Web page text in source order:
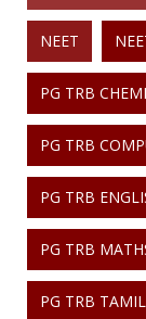
NEET
PG TRB
PG TRB
PG TRB
PG TRB
PG TRB TAMIL